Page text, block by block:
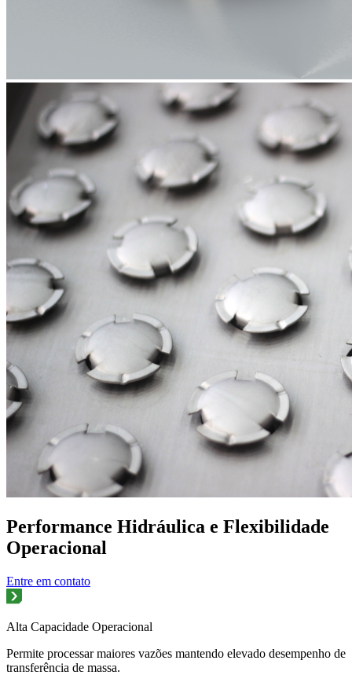
Performance Hidráulica e Flexibilidade
Operacional
Entre em contato
Alta Capacidade Operacional
Permite processar maiores vazões mantendo elevado desempenho de
transferência de massa.